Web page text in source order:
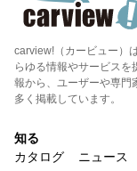
carview!（カービュー）
らゆる情報やサービス
報から、ユーザーや専門
多く掲載しています。
知る
カタログ
ニュース